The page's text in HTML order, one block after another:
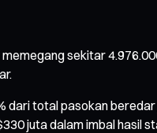
sekitar
dari total pasokan
juta dalam imbal hasil